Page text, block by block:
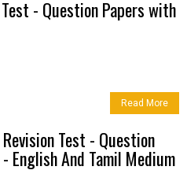
- Question Papers with
Read More
Test - Question
English And Tamil Medium